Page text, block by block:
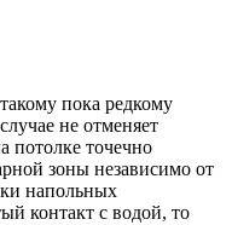
пока редкому
не отменяет
потолке точечно
зоны независимо от
напольных
контакт с водой, то